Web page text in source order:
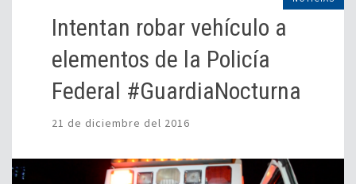
Intentan robar vehículo a
elementos de la Policía
Federal #GuardiaNocturna
21 de diciembre del 2016